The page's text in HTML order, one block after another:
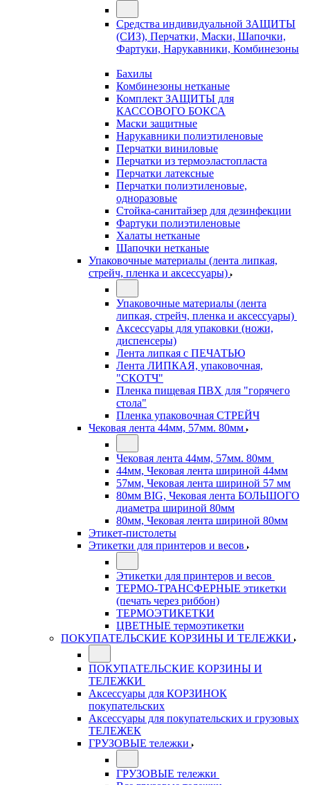
Средства индивидуальной ЗАЩИТЫ
(СИЗ), Перчатки, Маски, Шапочки,
Фартуки, Нарукавники, Комбинезоны
Бахилы
Комбинезоны нетканые
Комплект ЗАЩИТЫ для
КАССОВОГО БОКСА
Маски защитные
Нарукавники полиэтиленовые
Перчатки виниловые
Перчатки из термоэластопласта
Перчатки латексные
Перчатки полиэтиленовые,
одноразовые
Стойка-санитайзер для дезинфекции
Фартуки полиэтиленовые
Халаты нетканые
Шапочки нетканые
Упаковочные материалы (лента липкая,
стрейч, пленка и аксессуары)
Упаковочные материалы (лента
липкая, стрейч, пленка и аксессуары)
Аксессуары для упаковки (ножи,
диспенсеры)
Лента липкая с ПЕЧАТЬЮ
Лента ЛИПКАЯ, упаковочная,
"СКОТЧ"
Пленка пищевая ПВХ для "горячего
стола"
Пленка упаковочная СТРЕЙЧ
Чековая лента 44мм, 57мм. 80мм
Чековая лента 44мм, 57мм. 80мм
44мм, Чековая лента шириной 44мм
57мм, Чековая лента шириной 57 мм
80мм BIG, Чековая лента БОЛЬШОГО
диаметра шириной 80мм
80мм, Чековая лента шириной 80мм
Этикет-пистолеты
Этикетки для принтеров и весов
Этикетки для принтеров и весов
ТЕРМО-ТРАНСФЕРНЫЕ этикетки
(печать через риббон)
ТЕРМОЭТИКЕТКИ
ЦВЕТНЫЕ термоэтикетки
ПОКУПАТЕЛЬСКИЕ КОРЗИНЫ И ТЕЛЕЖКИ
ПОКУПАТЕЛЬСКИЕ КОРЗИНЫ И
ТЕЛЕЖКИ
Аксессуары для КОРЗИНОК
покупательских
Аксессуары для покупательских и грузовых
ТЕЛЕЖЕК
ГРУЗОВЫЕ тележки
ГРУЗОВЫЕ тележки